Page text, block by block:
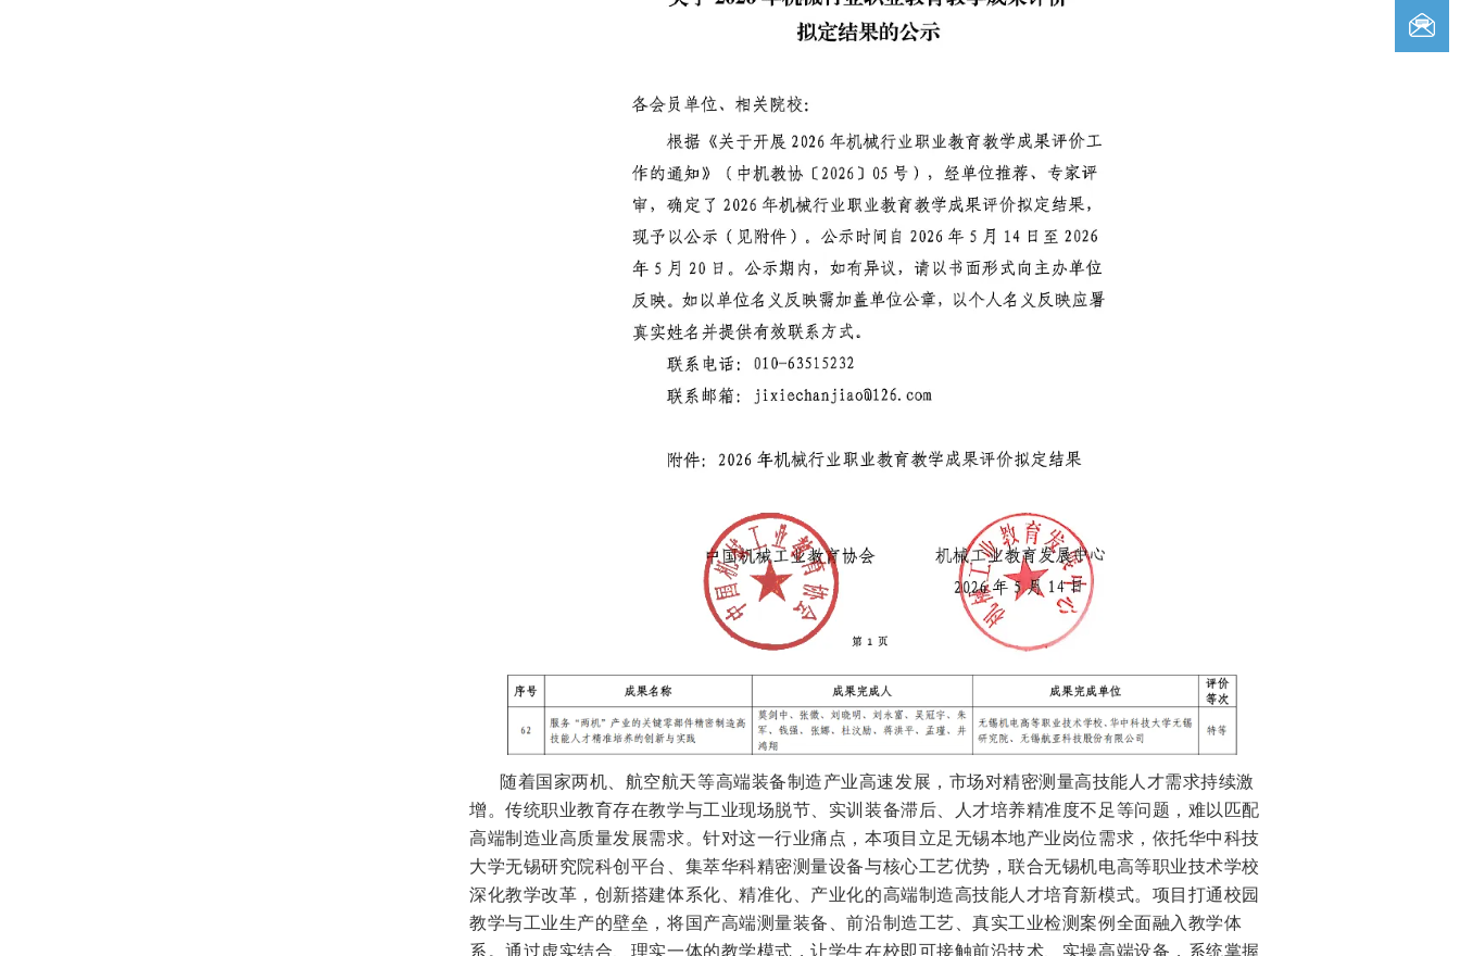
随着国家两机、航空航天等高端装备制造产业高速发展，市场对精密测量高技能人才需求持续激
增。传统职业教育存在教学与工业现场脱节、实训装备滞后、人才培养精准度不足等问题，难以匹配
高端制造业高质量发展需求。针对这一行业痛点，本项目立足无锡本地产业岗位需求，依托华中科技
大学无锡研究院科创平台、集萃华科精密测量设备与核心工艺优势，联合无锡机电高等职业技术学校
深化教学改革，创新搭建体系化、精准化、产业化的高端制造高技能人才培育新模式。项目打通校园
教学与工业生产的壁垒，将国产高端测量装备、前沿制造工艺、真实工业检测案例全面融入教学体
系。通过虚实结合、理实一体的教学模式，让学生在校即可接触前沿技术、实操高端设备，系统掌握